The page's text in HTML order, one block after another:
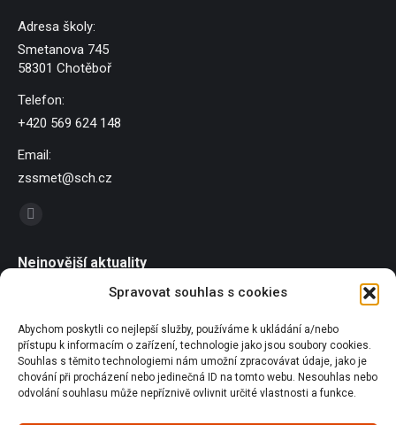
Spravovat souhlas s cookies
Abychom poskytli co nejlepší služby, používáme k ukládání a/nebo
přístupu k informacím o zařízení, technologie jako jsou soubory cookies.
Souhlas s těmito technologiemi nám umožní zpracovávat údaje, jako je
chování při procházení nebo jedinečná ID na tomto webu. Nesouhlas nebo
odvolání souhlasu může nepříznivě ovlivnit určité vlastnosti a funkce.
Adresa školy:
Smetanova 745
58301 Chotěboř
Telefon:
+420 569 624 148
Email:
zssmet@sch.cz
Find us on:
opens
window
Nejnovější aktuality
Závody dračích lodí
21/06/2026
Sportování u Pilské nádrže
18/06/2026